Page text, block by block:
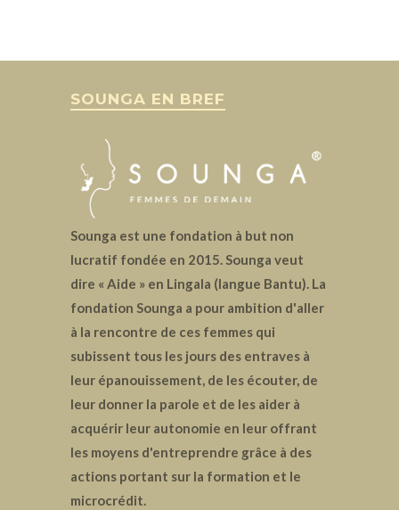
SOUNGA EN BREF
Sounga est une fondation à but non
lucratif fondée en 2015. Sounga veut
dire « Aide » en Lingala (langue Bantu). La
fondation Sounga a pour ambition d'aller
à la rencontre de ces femmes qui
subissent tous les jours des entraves à
leur épanouissement, de les écouter, de
leur donner la parole et de les aider à
acquérir leur autonomie en leur offrant
les moyens d'entreprendre grâce à des
actions portant sur la formation et le
microcrédit.